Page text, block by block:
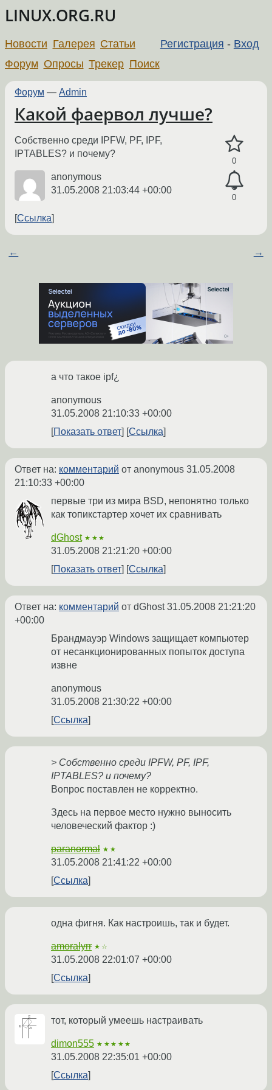
LINUX.ORG.RU
Регистрация - Вход
Новости Галерея Статьи
Форум Опросы Трекер Поиск
Форум — Admin
Какой фаервол лучше?
0
0
Собственно среди IPFW, PF, IPF,
IPTABLES? и почему?
anonymous
31.05.2008 21:03:44 +00:00
Ссылка
← →
а что такое ipf¿
anonymous
31.05.2008 21:10:33 +00:00
Показать ответ
Ссылка
Ответ на: комментарий от anonymous 31.05.2008
21:10:33 +00:00
первые три из мира BSD, непонятно только
как топикстартер хочет их сравнивать
dGhost ★★★
31.05.2008 21:21:20 +00:00
Показать ответ
Ссылка
Ответ на: комментарий от dGhost31.05.2008 21:21:20
+00:00
Брандмауэр Windows защищает компьютер
от несанкционированных попыток доступа
извне
anonymous
31.05.2008 21:30:22 +00:00
Ссылка
> Собственно среди IPFW, PF, IPF,
IPTABLES? и почему?
Вопрос поставлен не корректно.
Здесь на первое место нужно выносить
человеческий фактор :)
paranormal ★★
31.05.2008 21:41:22 +00:00
Ссылка
одна фигня. Как настроишь, так и будет.
amoralyrr ★☆
31.05.2008 22:01:07 +00:00
Ссылка
тот, который умеешь настраивать
dimon555 ★★★★★
31.05.2008 22:35:01 +00:00
Ссылка